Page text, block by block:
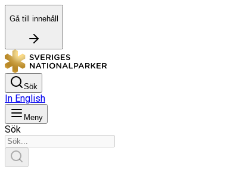
Gå till innehåll
Sök
In English
Meny
Sök